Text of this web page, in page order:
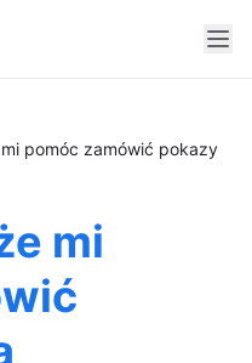
pomóc zamówić pokazy
mi